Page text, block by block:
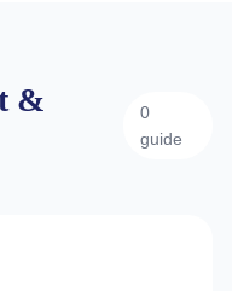
&
0
guide